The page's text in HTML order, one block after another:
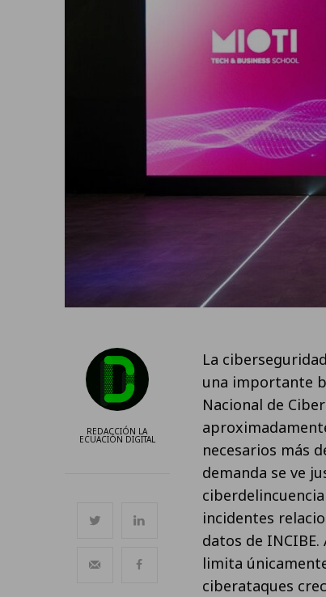
REDACCIÓN LA
ECUACIÓN DIGITAL
La
una importante
Nacional de
necesarios más
demanda se ve
incidentes
datos de
limita
ciberataques